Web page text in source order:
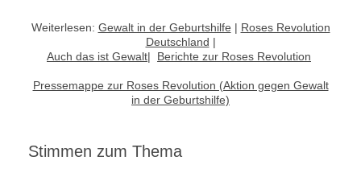
Weiterlesen: Gewalt in der Geburtshilfe | Roses Revolution
Deutschland |
Auch das ist Gewalt| Berichte zur Roses Revolution
Pressemappe zur Roses Revolution (Aktion gegen Gewalt
in der Geburtshilfe)
Stimmen zum Thema